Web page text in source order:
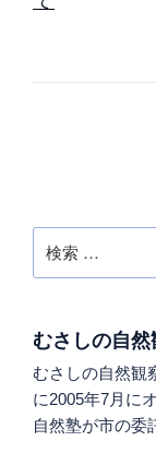
ー
ジ
り
索:
むさしの自
むさしの自然観
に2005年7月に
自然塾が市の委